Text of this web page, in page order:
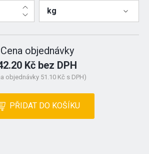
kg
Cena objednávky
Kč bez DPH
objednávky 51.10 Kč s DPH)
PŘIDAT DO KOŠÍKU